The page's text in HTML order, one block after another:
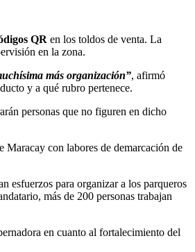
QR en los toldos de venta. La
en la zona.
más organización”, afirmó
y a qué rubro pertenece.
personas que no figuren en dicho
Maracay con labores de demarcación de
esfuerzos para organizar a los parqueros
más de 200 personas trabajan
en cuanto al fortalecimiento del